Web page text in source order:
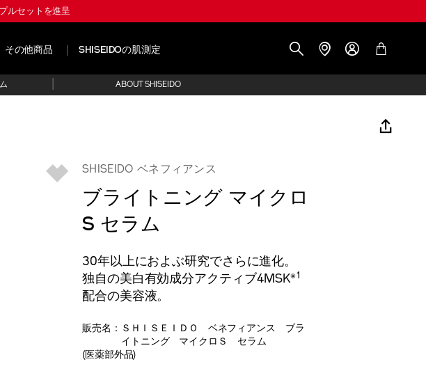
ルセットを進呈
その他商品 SHISEIDOの肌測定
ABOUT SHISEIDO
SHISEIDO ベネフィアンス
ブライトニング マイクロ
S セラム
30年以上におよぶ研究でさらに進化。
独自の美白有効成分アクティブ4MSK※1
配合の美容液。
販売名：ＳＨＩＳＥＩＤＯ ベネフィアンス ブラ
イトニング マイクロＳ セラム
(医薬部外品)
DETAILS
VARIATIONS